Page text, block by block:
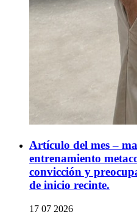
Artículo del mes –
entrenamiento
convicción y
de inicio recinte.
17 07 2026